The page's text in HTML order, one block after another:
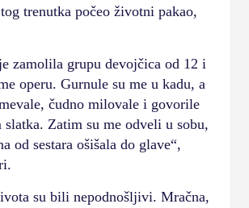
trenutka počeo životni pakao,
zamolila grupu devojčica od 12 i
operu. Gurnule su me u kadu, a
čudno milovale i govorile
Zatim su me odveli u sobu,
od sestara ošišala do glave“,
su bili nepodnošljivi. Mračna,